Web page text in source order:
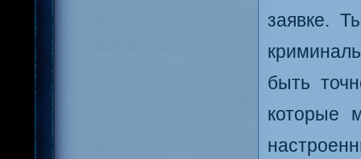
заявке.
быть
которые